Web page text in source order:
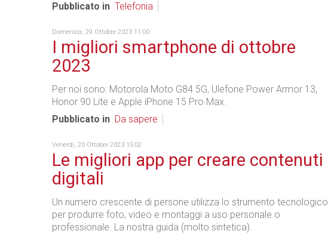
Pubblicato in Telefonia
Domenica, 29 Ottobre 2023 11:00
I migliori smartphone di ottobre
2023
Per noi sono: Motorola Moto G84 5G, Ulefone Power Armor 13,
Honor 90 Lite e Apple iPhone 15 Pro Max.
Pubblicato in Da sapere
Venerdì, 20 Ottobre 2023 15:02
Le migliori app per creare contenuti
digitali
Un numero crescente di persone utilizza lo strumento tecnologico
per produrre foto, video e montaggi a uso personale o
professionale. La nostra guida (molto sintetica).